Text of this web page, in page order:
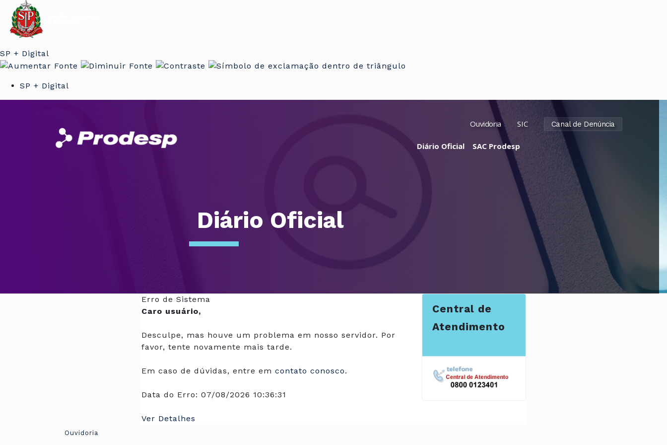
SP + Digital
SP + Digital
Ouvidoria SIC Canal de Denúncia
Diário Oficial SAC Prodesp
Diário Oficial
Erro de Sistema
Caro usuário,
Desculpe, mas houve um problema em nosso servidor. Por
favor, tente novamente mais tarde.
Em caso de dúvidas, entre em contato conosco.
Data do Erro: 07/08/2026 10:36:31
Ver Detalhes
Central de
Atendimento
Ouvidoria